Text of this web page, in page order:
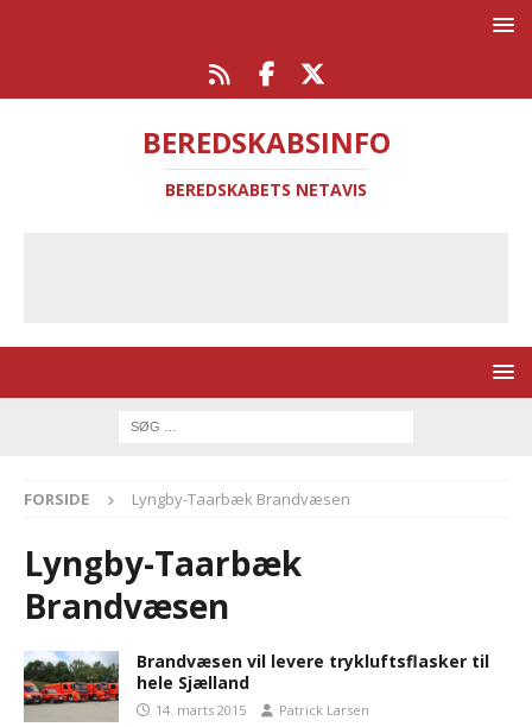
BEREDSKABSINFO
BEREDSKABETS NETAVIS
FORSIDE Lyngby-Taarbæk Brandvæsen
Lyngby-Taarbæk
Brandvæsen
Brandvæsen vil levere trykluftsflasker til
hele Sjælland
14. marts 2015 Patrick Larsen